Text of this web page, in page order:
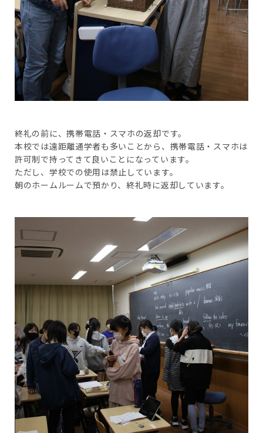
終礼の前に、携帯電話・スマホの返却です。
本校では遠距離通学者も多いことから、携帯電話・スマホは
許可制で持ってきて良いことになっています。
ただし、学校での使用は禁止しています。
朝のホームルームで預かり、終礼時に返却しています。